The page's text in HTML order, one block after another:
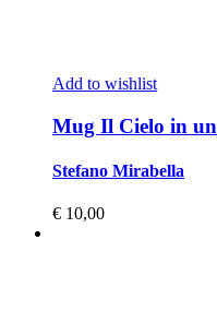
Add to wishlist
Mug Il Cielo in
Stefano Mirabella
€ 10,00